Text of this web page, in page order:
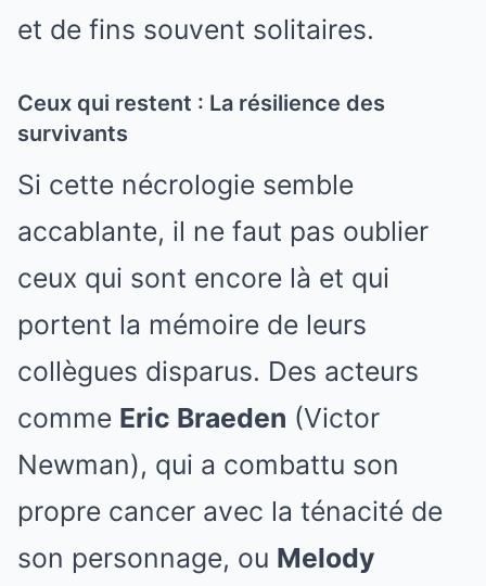
et de fins souvent solitaires.
Ceux qui restent : La résilience des
survivants
Si cette nécrologie semble
accablante, il ne faut pas oublier
ceux qui sont encore là et qui
portent la mémoire de leurs
collègues disparus. Des acteurs
comme Eric Braeden (Victor
Newman), qui a combattu son
propre cancer avec la ténacité de
son personnage, ou Melody